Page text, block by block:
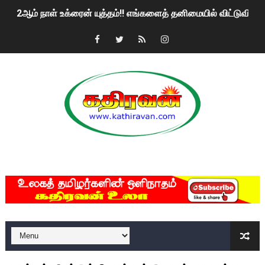
2ஆம் நாள் உக்ரைன் யுத்தம்!! எங்களைத் தனிமையில்
கதிரவன் வாசகர்களுக்கு இனிய பொங்கல் புத்தாண்டு
ரவுடி பேபிக்கு நடந்த தரமான சம்பவம்.. ஆபாச வீடியோக்களால்
காணாமல் போகும் பிள்ளையார்கள்!
யாழில் தமிழின தலைவர் பிரபாகரனின் பிறந்தநாளை
ஏர்போர்ட்டில் உதைத்த நபர் யார், என்ன நடந்தது?: உண்மையை
சீனா இலங்கையிடம் 8 மில்லியன் அமெரிக்க டொலர் நட்டஈடு
01/11/2021 Scotland ல் நடைபெறும் கண்டனப்